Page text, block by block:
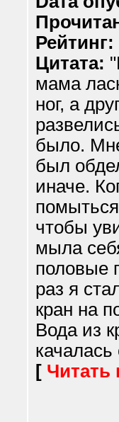
Рейтинг:
Цитата:
мама
ног, а
было.
был
иначе.
чтобы
мыла
половые
раз я
кран на
Вода из
[ Читать